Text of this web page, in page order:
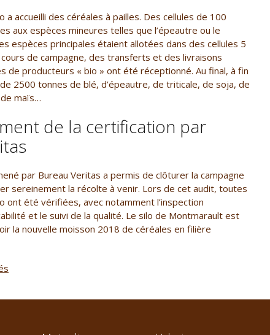
a accueilli des céréales à pailles. Des cellules de 100
aux espèces mineures telles que l’épeautre ou le
espèces principales étaient allotées dans des cellules 5
de campagne, des transferts et des livraisons
de producteurs « bio » ont été réceptionné. Au final, à fin
2500 tonnes de blé, d’épeautre, de triticale, de soja, de
maïs…
de la certification par
par Bureau Veritas a permis de clôturer la campagne
sereinement la récolte à venir. Lors de cet audit, toutes
ont été vérifiées, avec notamment l’inspection
et le suivi de la qualité. Le silo de Montmarault est
la nouvelle moisson 2018 de céréales en filière